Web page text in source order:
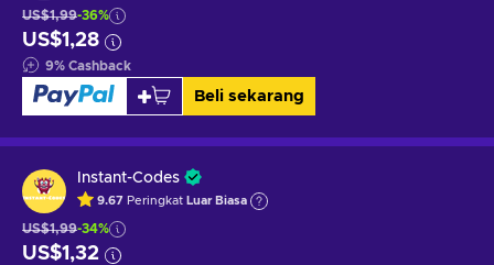
US$1,99-36%
US$1,28
9% Cashback
Beli sekarang
Instant-Codes
9.67 Peringkat Luar Biasa
US$1,99-34%
US$1,32